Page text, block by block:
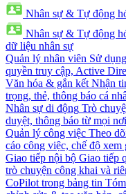
Nhân sự & Tự động
Nhân sự & Tự động
dữ liệu nhân sự
Quản lý nhân viên Sử
quyền truy cập, Active
Văn hóa & gắn kết Nhận
trọng, thẻ, thông báo cá
Nhân sự di động Trò
duyệt, thông báo từ mọi nơi
Quản lý công việc Theo
cáo công việc, chế độ xem
Giao tiếp nội bộ Giao tiếp
trò chuyện công khai và
CoPilot trong bảng tin